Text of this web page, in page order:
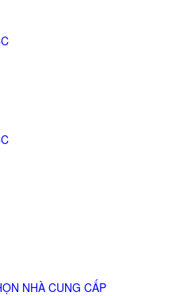
NHÀ CUNG CẤP